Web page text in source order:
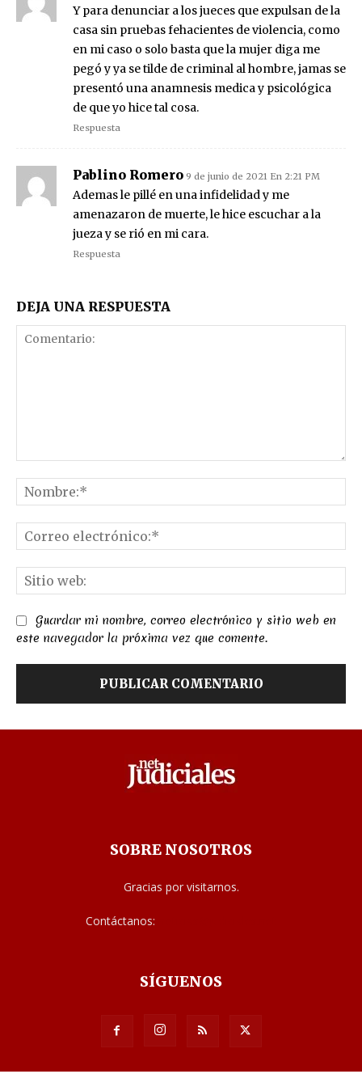
Y para denunciar a los jueces que expulsan de la
casa sin pruebas fehacientes de violencia, como
en mi caso o solo basta que la mujer diga me
pegó y ya se tilde de criminal al hombre, jamas se
presentó una anamnesis medica y psicológica
de que yo hice tal cosa.
Respuesta
Pablino Romero 9 de junio de 2021 En 2:21 PM
Ademas le pillé en una infidelidad y me
amenazaron de muerte, le hice escuchar a la
jueza y se rió en mi cara.
Respuesta
DEJA UNA RESPUESTA
Guardar mi nombre, correo electrónico y sitio web en
este navegador la próxima vez que comente.
SOBRE NOSOTROS
Gracias por visitarnos.
Contáctanos:
SÍGUENOS